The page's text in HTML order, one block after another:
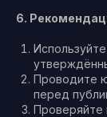
6.
Проводите
перед
Проверяйте